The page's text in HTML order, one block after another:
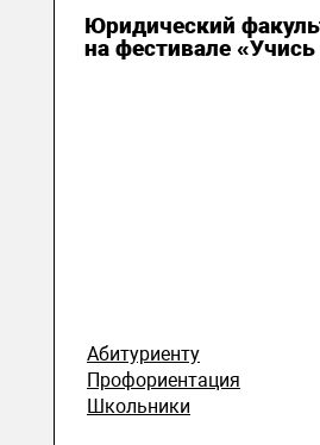
Юридический
на фестивале
Абитуриенту
Профориентация
Школьники